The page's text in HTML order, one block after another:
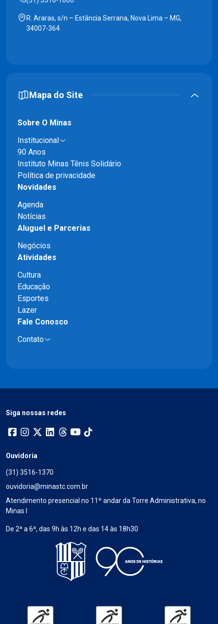
R. Araras, s/n – Estância Serrana, Nova Lima – MG,
34007-364
Mapa do Site
Sobre O Minas
Institucional
90 Anos
Instituto Minas Tênis Solidário
Política de privacidade
Novidades
Agenda
Notícias
Aluguel e Parcerias
Negócios
Atividades
Cultura
Educação
Esportes
Lazer
Fale Conosco
Contato
Siga nossas redes
Ouvidoria
(31) 3516-1370
ouvidoria@minastc.com.br
Atendimento presencial no 11º andar da Torre Administrativa, no
Minas I
De 2ª a 6ª, das 9h às 12h e das 14 às 18h30